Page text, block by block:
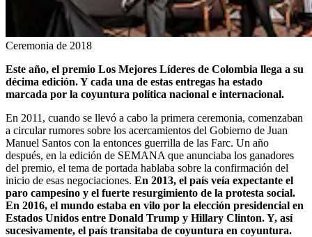
Ceremonia de 2018
Este año, el premio Los Mejores Líderes de Colombia llega a su
décima edición. Y cada una de estas entregas ha estado
marcada por la coyuntura política nacional e internacional.
En 2011, cuando se llevó a cabo la primera ceremonia, comenzaban
a circular rumores sobre los acercamientos del Gobierno de Juan
Manuel Santos con la entonces guerrilla de las Farc. Un año
después, en la edición de SEMANA que anunciaba los ganadores
del premio, el tema de portada hablaba sobre la confirmación del
inicio de esas negociaciones. En 2013, el país veía expectante el
paro campesino y el fuerte resurgimiento de la protesta social.
En 2016, el mundo estaba en vilo por la elección presidencial en
Estados Unidos entre Donald Trump y Hillary Clinton. Y, así
sucesivamente, el país transitaba de coyuntura en coyuntura.